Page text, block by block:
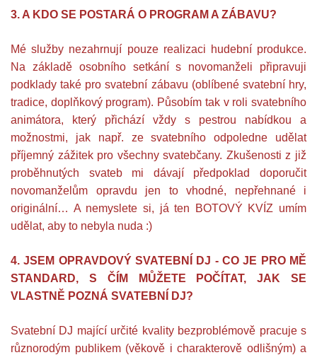
3. A KDO SE POSTARÁ O PROGRAM A ZÁBAVU?
Mé služby nezahrnují pouze realizaci hudební produkce.
Na základě osobního setkání s novomanželi připravuji
podklady také pro svatební zábavu (oblíbené svatební hry,
tradice, doplňkový program). Působím tak v roli svatebního
animátora, který přichází vždy s pestrou nabídkou a
možnostmi, jak např. ze svatebního odpoledne udělat
příjemný zážitek pro všechny svatebčany. Zkušenosti z již
proběhnutých svateb mi dávají předpoklad doporučit
novomanželům opravdu jen to vhodné, nepřehnané i
originální… A nemyslete si, já ten BOTOVÝ KVÍZ umím
udělat, aby to nebyla nuda :)
4. JSEM OPRAVDOVÝ SVATEBNÍ DJ - CO JE PRO MĚ
STANDARD, S ČÍM MŮŽETE POČÍTAT, JAK SE
VLASTNĚ POZNÁ SVATEBNÍ DJ?
Svatební DJ mající určité kvality bezproblémově pracuje s
různorodým publikem (věkově i charakterově odlišným) a